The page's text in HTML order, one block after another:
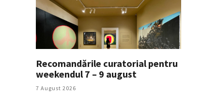
Recomandările curatorial pentru
weekendul 7 – 9 august
7 August 2026